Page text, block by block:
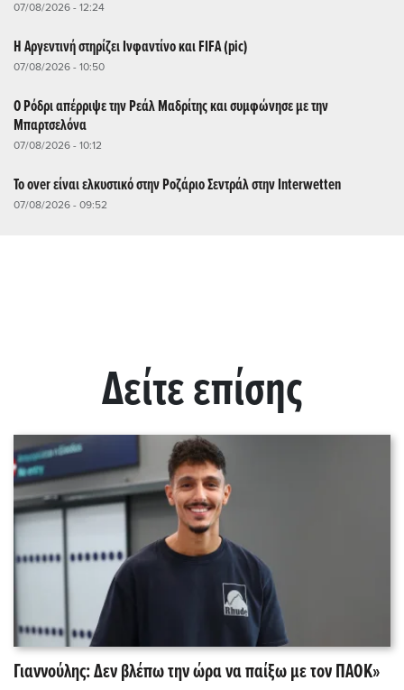
07/08/2026 - 12:24
Η Αργεντινή στηρίζει Ινφαντίνο και FIFA (pic)
07/08/2026 - 10:50
Ο Ρόδρι απέρριψε την Ρεάλ Μαδρίτης και συμφώνησε με την
Μπαρτσελόνα
07/08/2026 - 10:12
Το over είναι ελκυστικό στην Ροζάριο Σεντράλ στην Interwetten
07/08/2026 - 09:52
Δείτε επίσης
Γιαννούλης: Δεν βλέπω την ώρα να παίξω με τον ΠΑΟΚ»